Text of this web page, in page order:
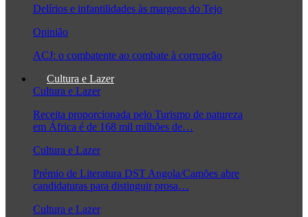
Delírios e infantilidades às margens do Tejo
Opinião
ACJ: o combatente ao combate à corrupção
Cultura e Lazer
Cultura e Lazer
Receita proporcionada pelo Turismo de natureza
em África é de 168 mil milhões de…
Cultura e Lazer
Prémio de Literatura DST Angola/Camões abre
candidaturas para distinguir prosa…
Cultura e Lazer